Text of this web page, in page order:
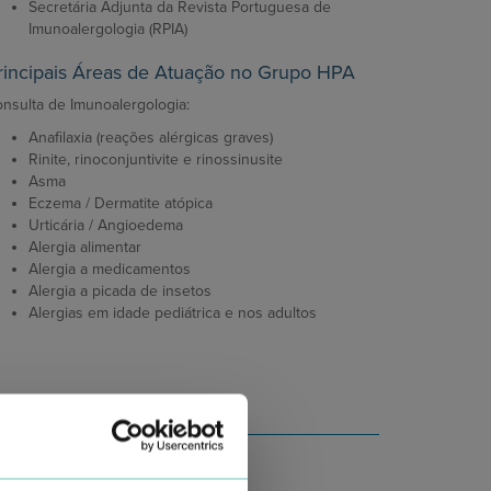
Secretária Adjunta da Revista Portuguesa de
Imunoalergologia (RPIA)
Áreas de Atuação no Grupo HPA
de Imunoalergologia:
Anafilaxia (reações alérgicas graves)
Rinite, rinoconjuntivite e rinossinusite
Asma
Eczema / Dermatite atópica
Urticária / Angioedema
Alergia alimentar
Alergia a medicamentos
Alergia a picada de insetos
Alergias em idade pediátrica e nos adultos